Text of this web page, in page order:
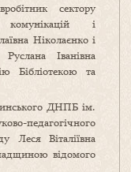
сектору
комунікацій і
Ніколаєнко і
Іванівна
Бібліотекою та
ДНПБ ім.
педагогічного
Леся Віталіївна
відомого